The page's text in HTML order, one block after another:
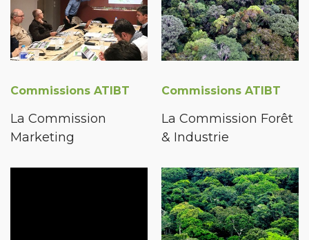
Commissions ATIBT
La Commission
Marketing
Commissions ATIBT
La Commission Forêt
& Industrie